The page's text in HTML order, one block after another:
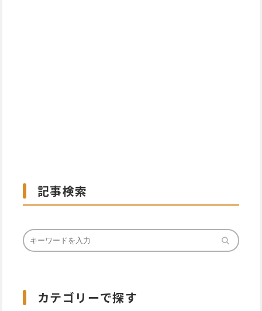
記事検索
カテゴリーで探す